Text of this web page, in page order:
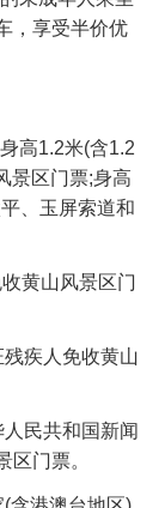
，享受半价优
高1.2米(含1.2
景区门票;身高
、玉屏索道和
黄山风景区门
疾人免收黄山
民共和国新闻
区门票。